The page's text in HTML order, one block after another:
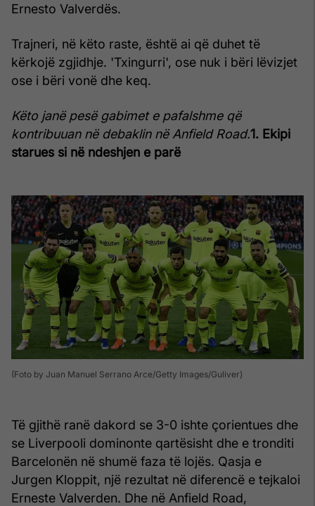
Ernesto Valverdës.
Trajneri, në këto raste, është ai që duhet të
kërkojë zgjidhje. 'Txingurri', ose nuk i bëri lëvizjet
ose i bëri vonë dhe keq.
Këto janë pesë gabimet e pafalshme që
kontribuuan në debaklin në Anfield Road.1. Ekipi
starues si në ndeshjen e parë
(Foto by Juan Manuel Serrano Arce/Getty Images/Guliver)
Të gjithë ranë dakord se 3-0 ishte çorientues dhe
se Liverpooli dominonte qartësisht dhe e tronditi
Barcelonën në shumë faza të lojës. Qasja e
Jurgen Kloppit, një rezultat në diferencë e tejkaloi
Erneste Valverden. Dhe në Anfield Road,